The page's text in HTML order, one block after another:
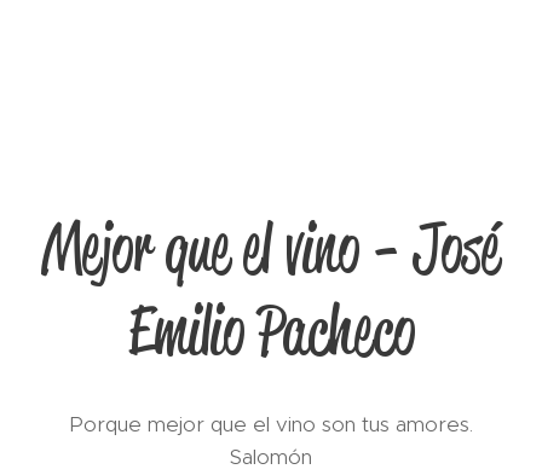
Mejor que el vino - José
Emilio Pacheco
Porque mejor que el vino son tus amores.
Salomón